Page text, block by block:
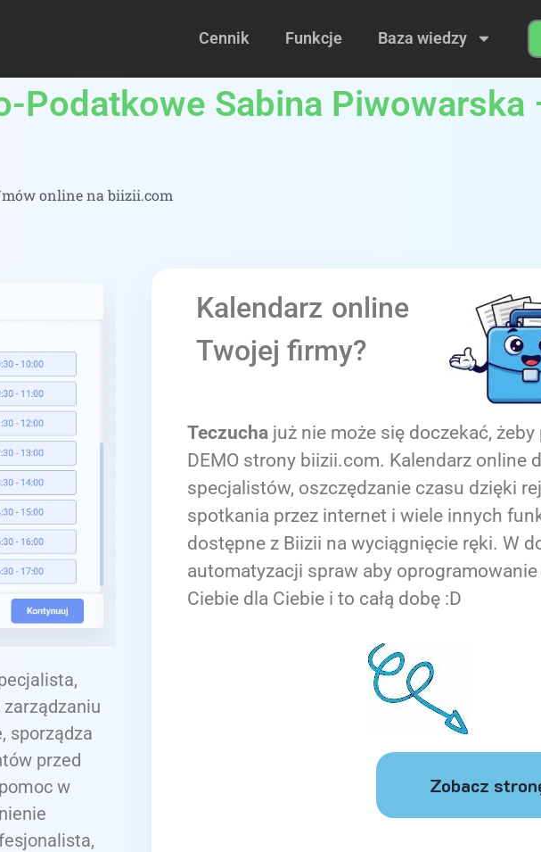
Cennik Funkcje Baza wiedzy
Podatkowe Sabina Piwowarska
online na biizii.com
sporządza
przed
w
Kalendarz online
Twojej firmy?
Teczucha już nie może się doczekać, żeby
DEMO strony biizii.com. Kalendarz online
specjalistów, oszczędzanie czasu dzięki
spotkania przez internet i wiele innych
dostępne z Biizii na wyciągnięcie ręki. W
automatyzacji spraw aby oprogramowanie
Ciebie dla Ciebie i to całą dobę :D
Zobacz